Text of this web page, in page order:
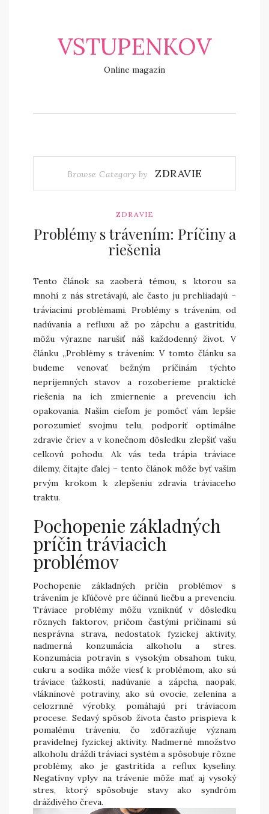
VSTUPENKOV
Online magazín
Browse Category by ZDRAVIE
ZDRAVIE
Problémy s trávením: Príčiny a
riešenia
Tento článok sa zaoberá témou, s ktorou sa
mnohí z nás stretávajú, ale často ju prehliadajú –
tráviacimi problémami. Problémy s trávením, od
nadúvania a refluxu až po zápchu a gastritídu,
môžu výrazne narušiť náš každodenný život. V
článku „Problémy s trávením: V tomto článku sa
budeme venovať bežným príčinám týchto
nepríjemných stavov a rozoberieme praktické
riešenia na ich zmiernenie a prevenciu ich
opakovania. Naším cieľom je pomôcť vám lepšie
porozumieť svojmu telu, podporiť optimálne
zdravie čriev a v konečnom dôsledku zlepšiť vašu
celkovú pohodu. Ak vás teda trápia tráviace
dilemy, čítajte ďalej – tento článok môže byť vaším
prvým krokom k zlepšeniu zdravia tráviaceho
traktu.
Pochopenie základných
príčin tráviacich
problémov
Pochopenie základných príčin problémov s
trávením je kľúčové pre účinnú liečbu a prevenciu.
Tráviace problémy môžu vzniknúť v dôsledku
rôznych faktorov, pričom častými príčinami sú
nesprávna strava, nedostatok fyzickej aktivity,
nadmerná konzumácia alkoholu a stres.
Konzumácia potravín s vysokým obsahom tuku,
cukru a sodíka môže viesť k problémom, ako sú
tráviace ťažkosti, nadúvanie a zápcha, naopak,
vlákninové potraviny, ako sú ovocie, zelenina a
celozrnné výrobky, pomáhajú pri tráviacom
procese. Sedavý spôsob života často prispieva k
pomalému tráveniu, čo zdôrazňuje význam
pravidelnej fyzickej aktivity. Nadmerné množstvo
alkoholu dráždi tráviaci systém a spôsobuje rôzne
problémy, ako je gastritída a reflux kyseliny.
Negatívny vplyv na trávenie môže mať aj vysoký
stres, ktorý spôsobuje stavy ako syndróm
dráždivého čreva.